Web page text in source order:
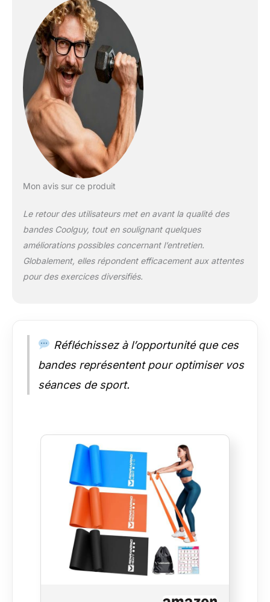
Mon avis sur ce produit
Le retour des utilisateurs met en avant la qualité des
bandes Coolguy, tout en soulignant quelques
améliorations possibles concernant l’entretien.
Globalement, elles répondent efficacement aux attentes
pour des exercices diversifiés.
Réfléchissez à l’opportunité que ces
bandes représentent pour optimiser vos
séances de sport.